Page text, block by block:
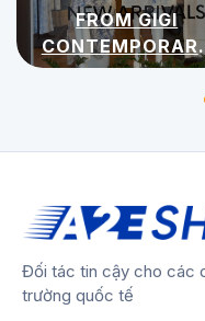
FROM GIGI
WOMENSWEAR
Đối tác tin cậy cho các
trường quốc tế